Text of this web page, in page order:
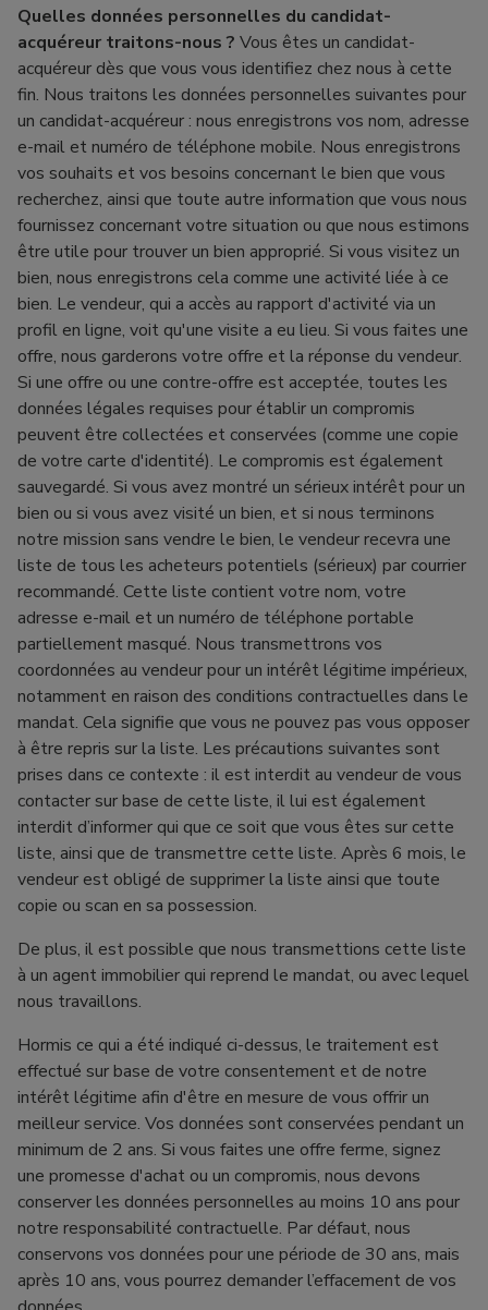
Quelles données personnelles du candidat-
acquéreur traitons-nous ? Vous êtes un candidat-
acquéreur dès que vous vous identifiez chez nous à cette
fin. Nous traitons les données personnelles suivantes pour
un candidat-acquéreur : nous enregistrons vos nom, adresse
e-mail et numéro de téléphone mobile. Nous enregistrons
vos souhaits et vos besoins concernant le bien que vous
recherchez, ainsi que toute autre information que vous nous
fournissez concernant votre situation ou que nous estimons
être utile pour trouver un bien approprié. Si vous visitez un
bien, nous enregistrons cela comme une activité liée à ce
bien. Le vendeur, qui a accès au rapport d'activité via un
profil en ligne, voit qu'une visite a eu lieu. Si vous faites une
offre, nous garderons votre offre et la réponse du vendeur.
Si une offre ou une contre-offre est acceptée, toutes les
données légales requises pour établir un compromis
peuvent être collectées et conservées (comme une copie
de votre carte d'identité). Le compromis est également
sauvegardé. Si vous avez montré un sérieux intérêt pour un
bien ou si vous avez visité un bien, et si nous terminons
notre mission sans vendre le bien, le vendeur recevra une
liste de tous les acheteurs potentiels (sérieux) par courrier
recommandé. Cette liste contient votre nom, votre
adresse e-mail et un numéro de téléphone portable
partiellement masqué. Nous transmettrons vos
coordonnées au vendeur pour un intérêt légitime impérieux,
notamment en raison des conditions contractuelles dans le
mandat. Cela signifie que vous ne pouvez pas vous opposer
à être repris sur la liste. Les précautions suivantes sont
prises dans ce contexte : il est interdit au vendeur de vous
contacter sur base de cette liste, il lui est également
interdit d’informer qui que ce soit que vous êtes sur cette
liste, ainsi que de transmettre cette liste. Après 6 mois, le
vendeur est obligé de supprimer la liste ainsi que toute
copie ou scan en sa possession.
De plus, il est possible que nous transmettions cette liste
à un agent immobilier qui reprend le mandat, ou avec lequel
nous travaillons.
Hormis ce qui a été indiqué ci-dessus, le traitement est
effectué sur base de votre consentement et de notre
intérêt légitime afin d'être en mesure de vous offrir un
meilleur service. Vos données sont conservées pendant un
minimum de 2 ans. Si vous faites une offre ferme, signez
une promesse d'achat ou un compromis, nous devons
conserver les données personnelles au moins 10 ans pour
notre responsabilité contractuelle. Par défaut, nous
conservons vos données pour une période de 30 ans, mais
après 10 ans, vous pourrez demander l’effacement de vos